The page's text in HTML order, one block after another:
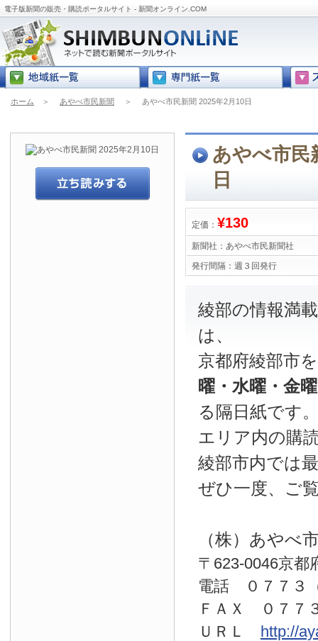
電子版新聞の販売・購読ポータルサイト - 新聞オンライン.COM
ホーム ＞ あやべ市民新聞 ＞ あやべ市民新聞 2025年2月10日
あやべ市民
日
定価： ¥130
新聞社： あやべ市民新聞社
発行間隔： 週３回発行
綾部の情報
は、
京都府綾部市
曜・水曜・金
る隔日紙です
エリア内の購
綾部市内では
ぜひ一度、ご
（株）あやべ
〒623-0046京都
電話 ０７７
ＦＡＸ ０７７
ＵＲＬ http://